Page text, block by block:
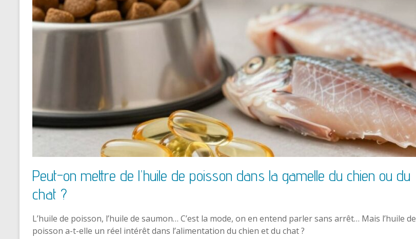
Peut-on mettre de l’huile de poisson dans la gamelle du chien ou du
chat ?
L’huile de poisson, l’huile de saumon… C’est la mode, on en entend parler sans arrêt… Mais l’huile de
poisson a-t-elle un réel intérêt dans l’alimentation du chien et du chat ?